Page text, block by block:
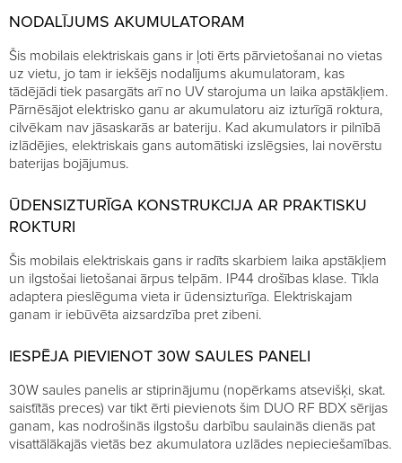
NODALĪJUMS AKUMULATORAM
Šis mobilais elektriskais gans ir ļoti ērts pārvietošanai no vietas
uz vietu, jo tam ir iekšējs nodalījums akumulatoram, kas
tādējādi tiek pasargāts arī no UV starojuma un laika apstākļiem.
Pārnēsājot elektrisko ganu ar akumulatoru aiz izturīgā roktura,
cilvēkam nav jāsaskarās ar bateriju. Kad akumulators ir pilnībā
izlādējies, elektriskais gans automātiski izslēgsies, lai novērstu
baterijas bojājumus.
ŪDENSIZTURĪGA KONSTRUKCIJA AR PRAKTISKU
ROKTURI
Šis mobilais elektriskais gans ir radīts skarbiem laika apstākļiem
un ilgstošai lietošanai ārpus telpām. IP44 drošības klase. Tīkla
adaptera pieslēguma vieta ir ūdensizturīga. Elektriskajam
ganam ir iebūvēta aizsardzība pret zibeni.
IESPĒJA PIEVIENOT 30W SAULES PANELI
30W saules panelis ar stiprinājumu (nopērkams atsevišķi, skat.
saistītās preces) var tikt ērti pievienots šim DUO RF BDX sērijas
ganam, kas nodrošinās ilgstošu darbību saulainās dienās pat
visattālākajās vietās bez akumulatora uzlādes nepieciešamības.